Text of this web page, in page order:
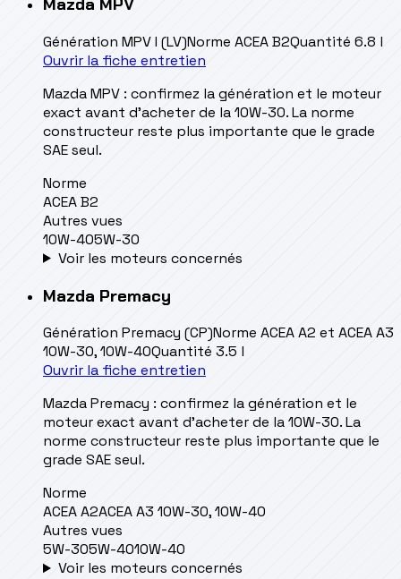
Génération MPV I (LV)Norme ACEA B2Quantité 6.8 l
Ouvrir la fiche entretien
Mazda MPV : confirmez la génération et le moteur
exact avant d’acheter de la 10W-30. La norme
constructeur reste plus importante que le grade
SAE seul.
Norme
ACEA B2
Autres vues
10W-405W-30
Voir les moteurs concernés
Mazda Premacy
Génération Premacy (CP)Norme ACEA A2 et ACEA A3
10W-30, 10W-40Quantité 3.5 l
Ouvrir la fiche entretien
Mazda Premacy : confirmez la génération et le
moteur exact avant d’acheter de la 10W-30. La
norme constructeur reste plus importante que le
grade SAE seul.
Norme
ACEA A2ACEA A3 10W-30, 10W-40
Autres vues
5W-305W-4010W-40
Voir les moteurs concernés